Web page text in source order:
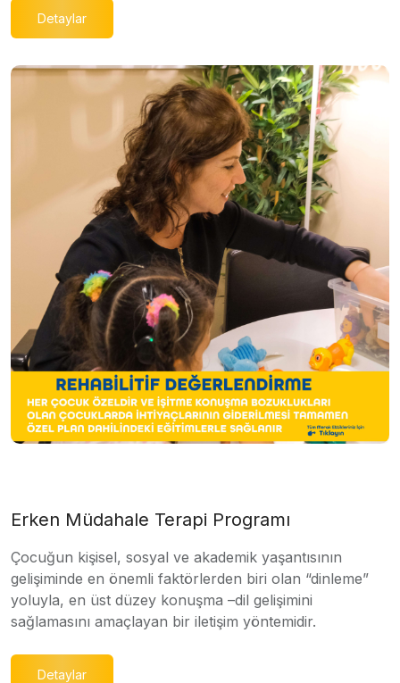
Detaylar
Erken Müdahale Terapi Programı
Çocuğun kişisel, sosyal ve akademik yaşantısının
gelişiminde en önemli faktörlerden biri olan “dinleme”
yoluyla, en üst düzey konuşma –dil gelişimini
sağlamasını amaçlayan bir iletişim yöntemidir.
Detaylar